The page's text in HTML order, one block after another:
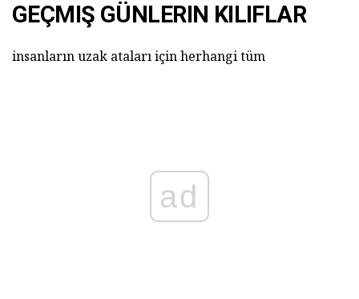
GEÇMIŞ GÜNLERIN KILIFLAR
insanların uzak ataları için herhangi tüm
ad